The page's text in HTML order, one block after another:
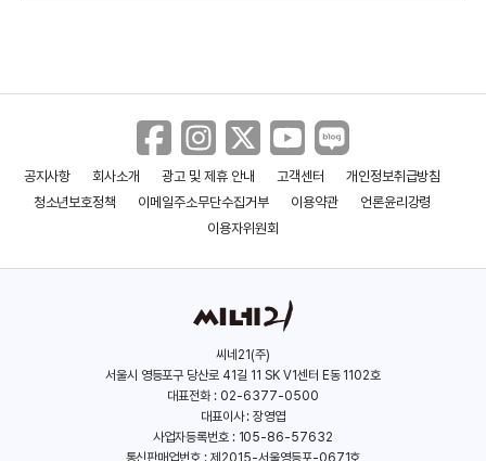
데미지드 이처럼 사소한 것들
공지사항 회사소개 광고 및 제휴 안내 고객센터
개인정보취급방침
청소년보호정책
이메일주소무단수집거부 이용약관
언론윤리강령
이용자위원회
씨네21(주)
서울시 영등포구 당산로 41길 11 SK V1센터 E동 1102호
대표전화 : 02-6377-0500
대표이사 : 장영엽
사업자등록번호 : 105-86-57632
통신판매업번호 : 제2015-서울영등포-0671호